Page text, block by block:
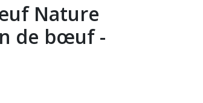
Nature
de bœuf -